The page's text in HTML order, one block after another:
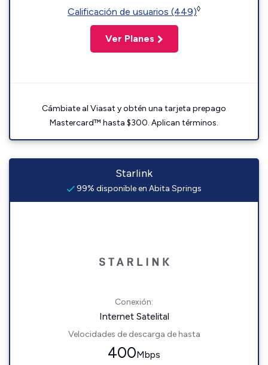
Calificación de usuarios (449)◊
Ver Planes
Cámbiate al Viasat y obtén una tarjeta prepago
Mastercard™ hasta $300. Aplican términos.
Starlink
99% disponible en Abita Springs
Conexión:
Internet Satelital
Velocidades de descarga de hasta
400Mbps